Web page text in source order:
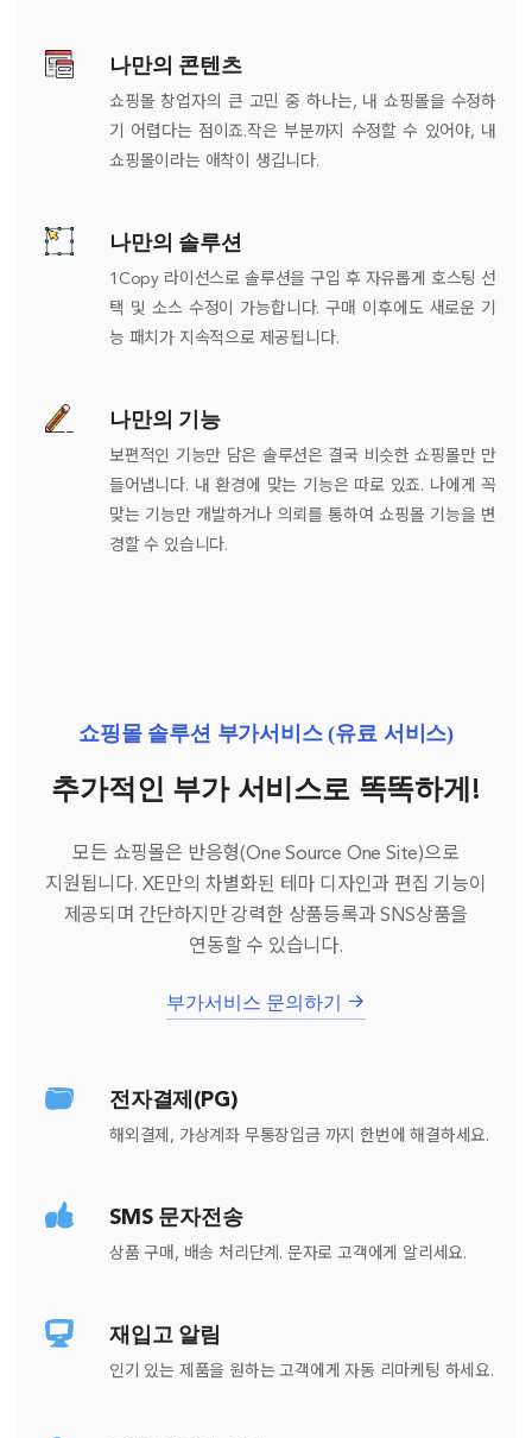
나만의 콘텐츠
쇼핑몰 창업자의 큰 고민 중 하나는, 내 쇼핑몰을 수정하
기 어렵다는 점이죠.작은 부분까지 수정할 수 있어야, 내
쇼핑몰이라는 애착이 생깁니다.
나만의 솔루션
1Copy 라이선스로 솔루션을 구입 후 자유롭게 호스팅 선
택 및 소스 수정이 가능합니다. 구매 이후에도 새로운 기
능 패치가 지속적으로 제공됩니다.
나만의 기능
보편적인 기능만 담은 솔루션은 결국 비슷한 쇼핑몰만 만
들어냅니다. 내 환경에 맞는 기능은 따로 있죠. 나에게 꼭
맞는 기능만 개발하거나 의뢰를 통하여 쇼핑몰 기능을 변
경할 수 있습니다.
쇼핑몰 솔루션 부가서비스 (유료 서비스)
추가적인 부가 서비스로 똑똑하게!
모든 쇼핑몰은 반응형(One Source One Site)으로
지원됩니다. XE만의 차별화된 테마 디자인과 편집 기능이
제공되며 간단하지만 강력한 상품등록과 SNS상품을
연동할 수 있습니다.
부가서비스 문의하기
전자결제(PG)
해외결제, 가상계좌 무통장입금 까지 한번에 해결하세요.
SMS 문자전송
상품 구매, 배송 처리단계. 문자로 고객에게 알리세요.
재입고 알림
인기 있는 제품을 원하는 고객에게 자동 리마케팅 하세요.